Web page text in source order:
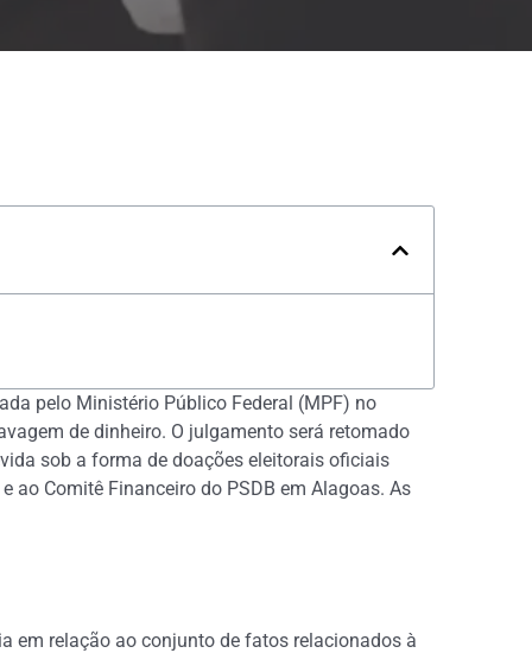
pelo Ministério Público Federal (MPF) no
de dinheiro. O julgamento será retomado
sob a forma de doações eleitorais oficiais
ao Comitê Financeiro do PSDB em Alagoas. As
em relação ao conjunto de fatos relacionados à